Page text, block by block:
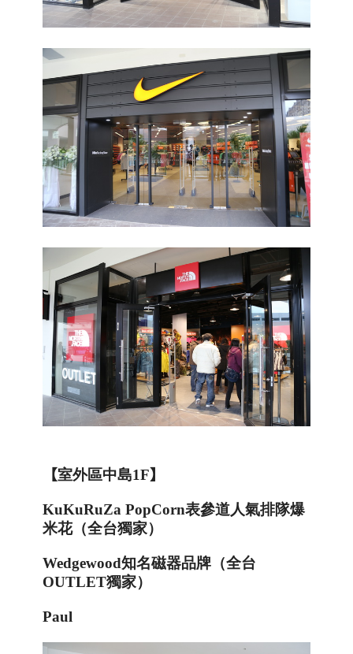
【室外區中島1F】
KuKuRuZa PopCorn表參道人氣排隊爆
米花（全台獨家）
Wedgewood知名磁器品牌（全台
OUTLET獨家）
Paul